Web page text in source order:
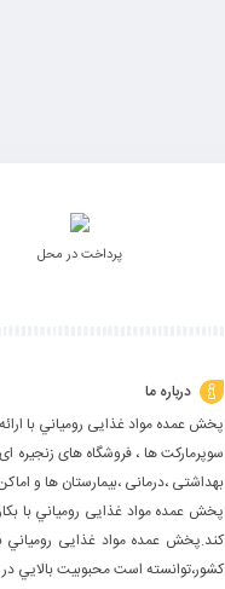
پرداخت در محل
درباره ما
پخش عمده مواد غذایی رومياني با
سوپرمارکت ها ، فروشگاه های زنجیره
بهداشتی ،درمانی ،بیمارستان ها و
پخش عمده مواد غذایی رومياني با
كند.پخش عمده مواد غذایی رومياني
كشور،توانسته است محبوبيت بالايي